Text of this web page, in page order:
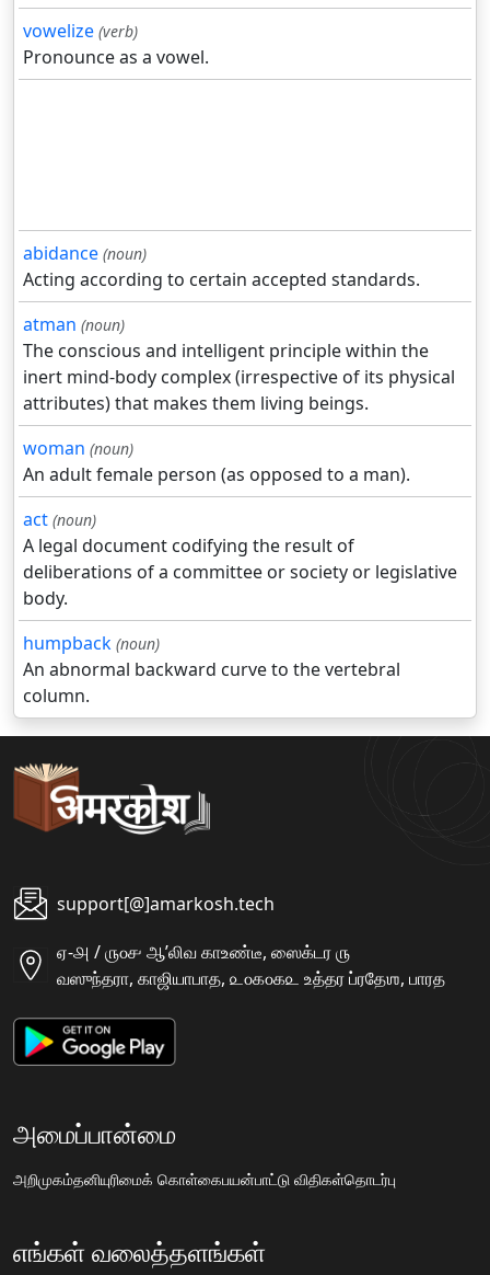
vowelize (verb)
Pronounce as a vowel.
abidance (noun)
Acting according to certain accepted standards.
atman (noun)
The conscious and intelligent principle within the
inert mind-body complex (irrespective of its physical
attributes) that makes them living beings.
woman (noun)
An adult female person (as opposed to a man).
act (noun)
A legal document codifying the result of
deliberations of a committee or society or legislative
body.
humpback (noun)
An abnormal backward curve to the vertebral
column.
support[@]amarkosh.tech
ஏ-௮ / ௫௦௪ ஆʼலிவ காஉண்டீ, ஸைக்டர ௫
வஸுந்தரா, காஜியாபாத, ௨௦௧௦௧௨ உத்தர ப்ரதேஶ, பாரத
அமைப்பான்மை
அறிமுகம்தனியுரிமைக் கொள்கைபயன்பாட்டு விதிகள்தொடர்பு
எங்கள் வலைத்தளங்கள்